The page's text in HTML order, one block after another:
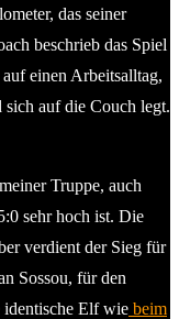
das seiner
beschrieb das Spiel
einen Arbeitsalltag,
sich auf die Couch legt.
Truppe, auch
sehr hoch ist. Die
verdient der Sieg für
Sossou, für den
Elf wie beim